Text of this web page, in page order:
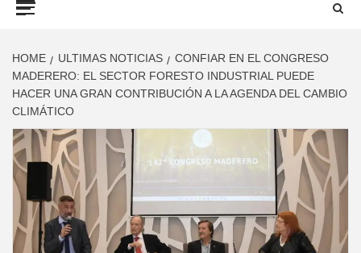
HOME ULTIMAS NOTICIAS
CONFIAR EN EL CONGRESO
MADERERO: EL SECTOR FORESTO INDUSTRIAL PUEDE
HACER UNA GRAN CONTRIBUCIÓN A LA AGENDA DEL CAMBIO
CLIMÁTICO